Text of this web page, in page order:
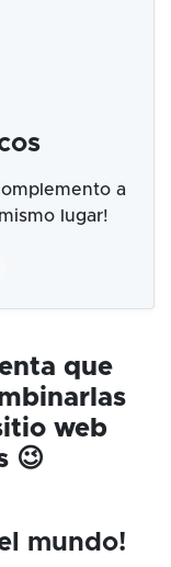
a
lugar!
que
web
😉
mundo!